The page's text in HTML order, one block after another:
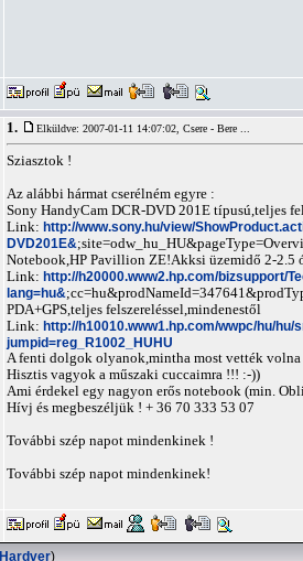
1. Elküldve: 2007-01-11 14:07:02, Csere - Bere ...
Sziasztok !
Az alábbi hármat cserélném egyre :
Sony HandyCam DCR-DVD 201E típusú,teljes
Link: http://www.sony.hu/view/
DVD201E&
Notebook,HP Pavillion ZE!Akksi üzemidő 2-2.5
Link: http://h20000.www2.hp.com/bizsupport/
lang=hu&
PDA+GPS,teljes felszereléssel,mindenestől
Link: http://h10010.www1.hp.com/wwpc/hu/hu/
jumpid=reg_R1002_HUHU
A fenti dolgok olyanok,mintha most vették
Hisztis vagyok a műszaki cuccaimra !!! :-))
Ami érdekel egy nagyon erős notebook (min.
Hívj és megbeszéljük ! + 36 70 333 53 07
További szép napot mindenkinek !
További szép napot mindenkinek!
Hardver)